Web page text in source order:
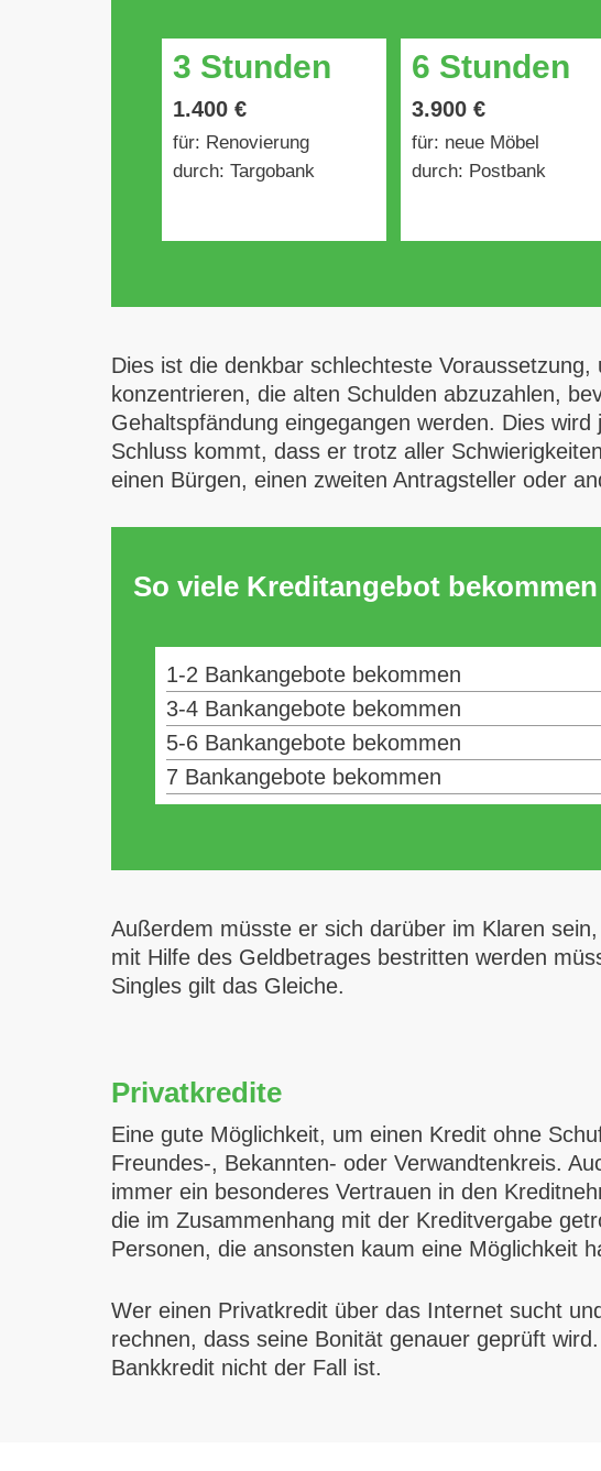
3 Stunden
1.400 €
für: Renovierung
durch: Targobank
6 Stunden
3.900 €
für: neue Möbel
durch: Postbank
Dies ist die denkbar schlechteste
konzentrieren, die alten Schulden abzuzahlen,
Gehaltspfändung eingegangen werden. Dies
Schluss kommt, dass er trotz aller
einen Bürgen, einen zweiten Antragsteller oder
So viele Kreditangebot
1-2 Bankangebote bekommen
3-4 Bankangebote bekommen
5-6 Bankangebote bekommen
7 Bankangebote bekommen
Außerdem müsste er sich darüber im Klaren
mit Hilfe des Geldbetrages bestritten werden
Singles gilt das Gleiche.
Privatkredite
Eine gute Möglichkeit, um einen Kredit ohne
Freundes-, Bekannten- oder Verwandtenkreis.
immer ein besonderes Vertrauen in den
die im Zusammenhang mit der Kreditvergabe
Personen, die ansonsten kaum eine Möglichkeit
Wer einen Privatkredit über das Internet sucht
rechnen, dass seine Bonität genauer geprüft
Bankkredit nicht der Fall ist.